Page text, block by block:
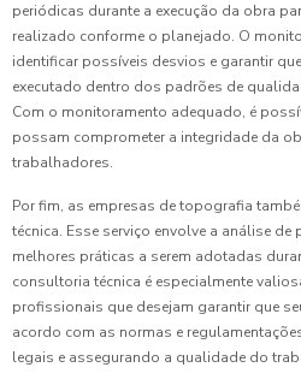
periódicas durante a execução da obra
realizado conforme o planejado. O
identificar possíveis desvios e garantir
executado dentro dos padrões de
Com o monitoramento adequado, é
possam comprometer a integridade da
trabalhadores.
Por fim, as empresas de topografia
técnica. Esse serviço envolve a análise
melhores práticas a serem adotadas
consultoria técnica é especialmente
profissionais que desejam garantir que
acordo com as normas e
legais e assegurando a qualidade do